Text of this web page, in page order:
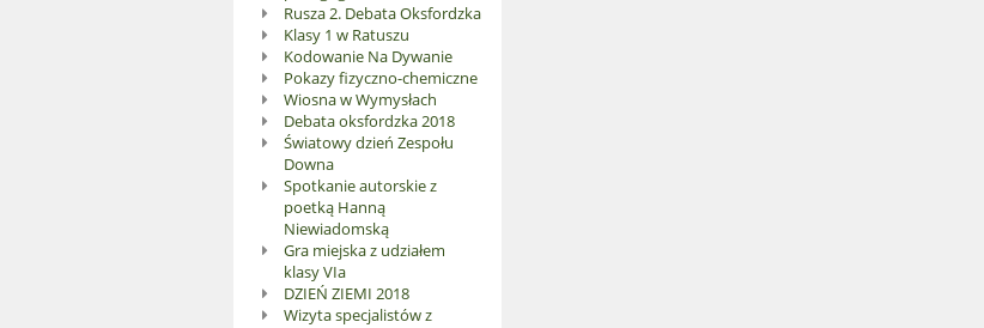
Rusza 2. Debata Oksfordzka
Klasy 1 w Ratuszu
Kodowanie Na Dywanie
Pokazy fizyczno-chemiczne
Wiosna w Wymysłach
Debata oksfordzka 2018
Światowy dzień Zespołu
Downa
Spotkanie autorskie z
poetką Hanną
Niewiadomską
Gra miejska z udziałem
klasy VIa
DZIEŃ ZIEMI 2018
Wizyta specjalistów z